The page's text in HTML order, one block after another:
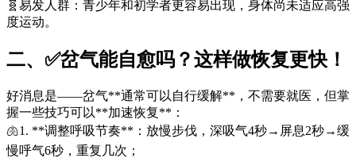
🧬易发人群：青少年和初学者更容易出现，身体尚未适应高强
度运动。
二、✅岔气能自愈吗？这样做恢复更快！
好消息是——岔气**通常可以自行缓解**，不需要就医，但掌
握一些技巧可以**加速恢复**：
🫁1. **调整呼吸节奏**：放慢步伐，深吸气4秒→屏息2秒→缓
慢呼气6秒，重复几次；